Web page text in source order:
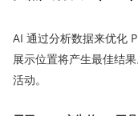
AI 通过分析数据来优化
展示位置将产生最佳结
活动。